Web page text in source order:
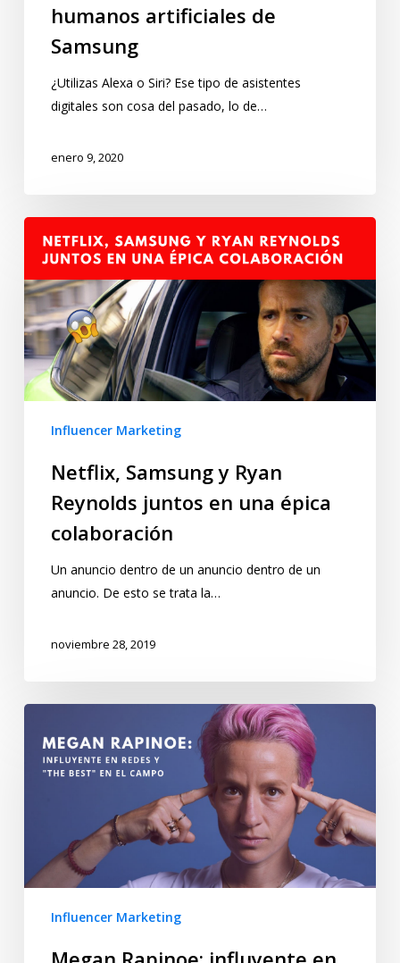
humanos artificiales de
Samsung
¿Utilizas Alexa o Siri? Ese tipo de asistentes
digitales son cosa del pasado, lo de…
enero 9, 2020
Influencer Marketing
Netflix, Samsung y Ryan
Reynolds juntos en una épica
colaboración
Un anuncio dentro de un anuncio dentro de un
anuncio. De esto se trata la…
noviembre 28, 2019
Influencer Marketing